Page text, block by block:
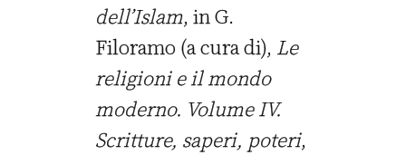
dell’Islam, in G.
Filoramo (a cura di), Le
religioni e il mondo
moderno. Volume IV.
Scritture, saperi, poteri,